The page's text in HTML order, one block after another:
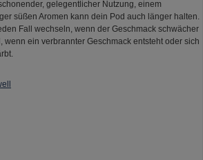
gelegentlicher Nutzung, einem
süßen Aromen kann dein Pod auch länger halten.
Fall wechseln, wenn der Geschmack schwächer
wenn ein verbrannter Geschmack entsteht oder sich